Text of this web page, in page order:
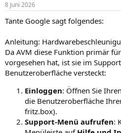
8 Juni 2026
Tante Google sagt folgendes:
Anleitung:
Da AVM diese Funktion primär
vorgesehen hat, ist sie im
Benutzeroberfläche versteckt:
Einloggen: Öffnen Sie
die Benutzeroberfläche
fritz.box).
Support-Menü aufrufen: